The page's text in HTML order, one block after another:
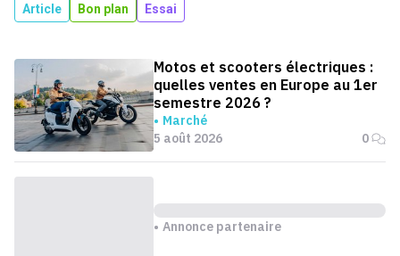
Article Bon plan Essai
Motos et scooters électriques :
quelles ventes en Europe au 1er
semestre 2026 ?
Marché
5 août 2026
0
Annonce partenaire